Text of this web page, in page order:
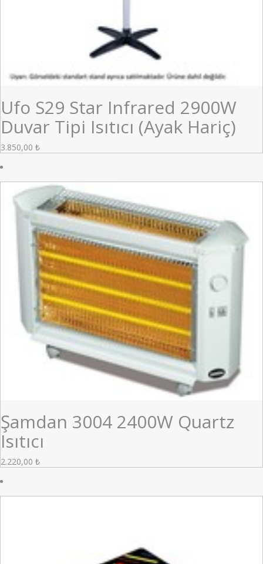
Ufo S29 Star Infrared 2900W
Duvar Tipi Isıtıcı (Ayak Hariç)
3.850,00 ₺
Şamdan 3004 2400W Quartz
Isıtıcı
2.220,00 ₺